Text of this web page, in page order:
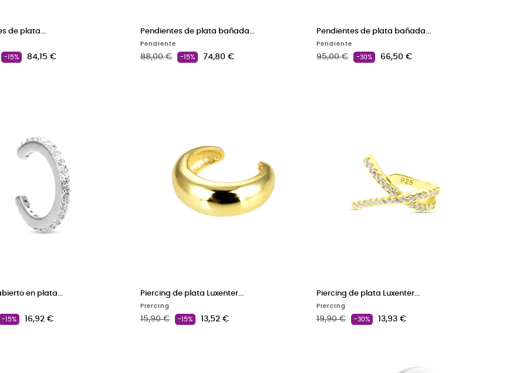
de plata...
-15% Precio
84,15 €
Pendientes de plata bañada...
Pendiente
Precio base
88,00 € -15% Precio
74,80 €
Pendientes de plata bañada...
Pendiente
Precio base
95,00 € -30% Precio
66,50 €
en plata...
-15% Precio
16,92 €
Piercing de plata Luxenter...
Piercing
Precio base
15,90 € -15% Precio
13,52 €
Piercing de plata Luxenter...
Piercing
Precio base
19,90 € -30% Precio
13,93 €